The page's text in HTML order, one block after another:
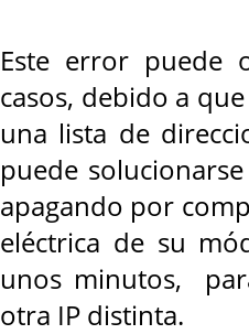
Este error puede
casos, debido a
una lista de
puede
apagando por
eléctrica de su
unos minutos,
otra IP distinta.